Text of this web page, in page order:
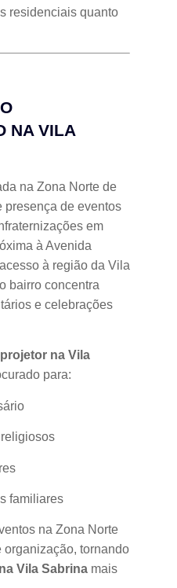
residenciais quanto
NA VILA
na Zona Norte de
presença de eventos
em
à Avenida
à região da Vila
bairro concentra
e celebrações
na Vila
para:
familiares
na Zona Norte
tornando
Vila Sabrina mais